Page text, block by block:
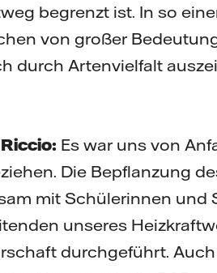
begrenzt ist. In so
von großer
durch Artenvielfalt
Es war uns von
Die Bepflanzung
mit Schülerinnen und
unseres
durchgeführt. Auch